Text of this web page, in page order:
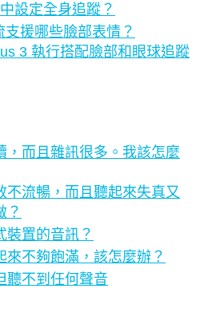
設定全身追蹤？
援哪些臉部表情？
3 執行搭配臉部和眼球追蹤
，而且雜訊很多。我該怎麼
不流暢，而且聽起來失真又
？
裝置的音訊？
來不夠飽滿，該怎麼辦？
聽不到任何聲音